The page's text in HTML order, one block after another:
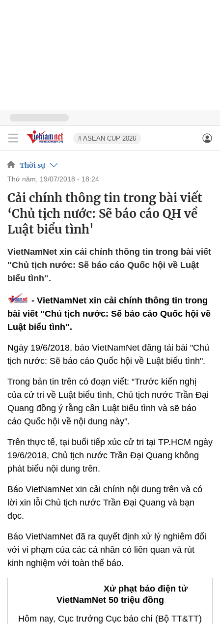
# ASEAN CUP 2026
Thời sự
thứ năm, 19/07/2018 - 18:24
Cải chính thông tin trong bài viết
‘Chủ tịch nước: Sẽ báo cáo QH về
Luật biểu tình'
VietNamNet xin cải chính thông tin trong bài viết
"Chủ tịch nước: Sẽ báo cáo Quốc hội về Luật
biểu tình".
- VietNamNet xin cải chính thông tin trong
bài viết "Chủ tịch nước: Sẽ báo cáo Quốc hội về
Luật biểu tình".
Ngày 19/6/2018, báo VietNamNet đăng tải bài "Chủ
tịch nước: Sẽ báo cáo Quốc hội về Luật biểu tình".
Trong bản tin trên có đoạn viết: “Trước kiến nghị
của cử tri về Luật biểu tình, Chủ tịch nước Trần Đại
Quang đồng ý rằng cần Luật biểu tình và sẽ báo
cáo Quốc hội về nội dung này”.
Trên thực tế, tại buổi tiếp xúc cử tri tại TP.HCM ngày
19/6/2018, Chủ tịch nước Trần Đại Quang không
phát biểu nội dung trên.
Báo VietNamNet xin cải chính nội dung trên và có
lời xin lỗi Chủ tịch nước Trần Đại Quang và bạn
đọc.
Báo VietNamNet đã ra quyết định xử lý nghiêm đối
với vi phạm của các cá nhân có liên quan và rút
kinh nghiệm với toàn thể báo.
Xử phạt báo điện tử
VietNamNet 50 triệu đồng
Hôm nay, Cục trưởng Cục báo chí (Bộ TT&TT)